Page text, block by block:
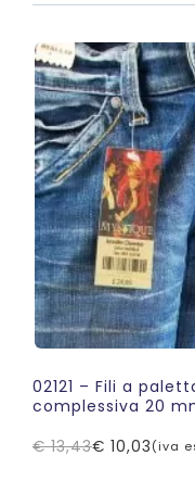
02121 – Fili a
complessiva 20
€13,43
Il
€ 10,03
Il
(iva